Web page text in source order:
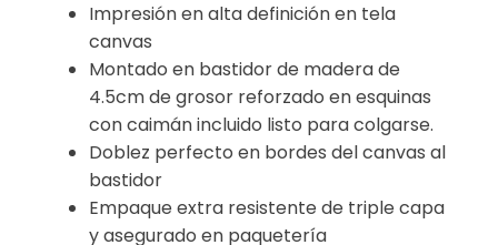
Impresión en alta definición en tela
canvas
Montado en bastidor de madera de
4.5cm de grosor reforzado en esquinas
con caimán incluido listo para colgarse.
Doblez perfecto en bordes del canvas al
bastidor
Empaque extra resistente de triple capa
y asegurado en paquetería